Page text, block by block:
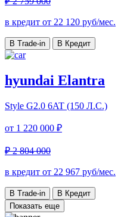
в кредит от 22 120 руб/мес.
В Trade-in В Кредит
hyundai Elantra
Style G2.0 6AT (150 Л.С.)
от 1 220 000 ₽
₽ 2 804 000
в кредит от 22 967 руб/мес.
В Trade-in
В Кредит
Показать еще